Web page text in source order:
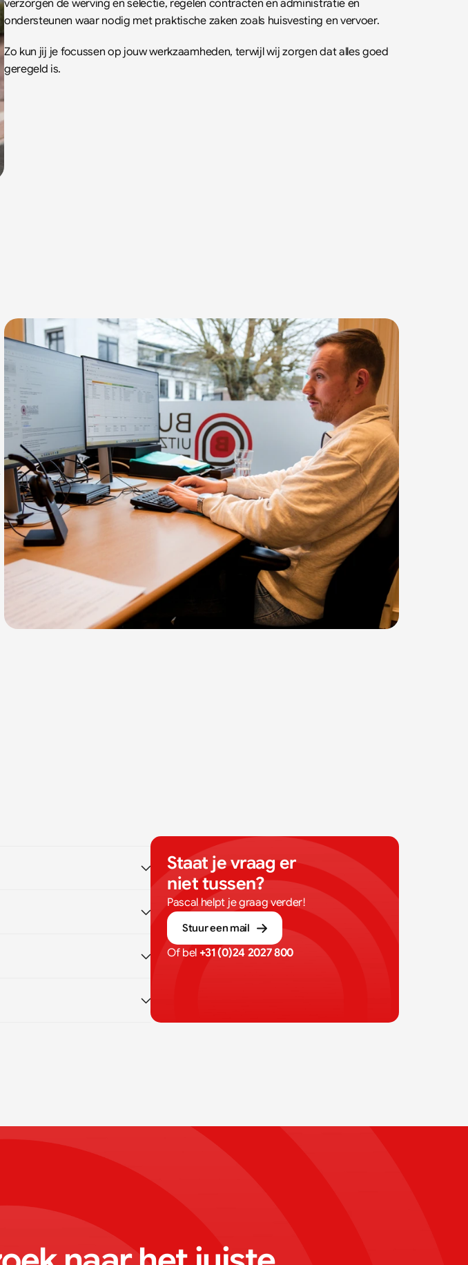
verzorgen de werving en selectie, regelen contracten en administratie en
ondersteunen waar nodig met praktische zaken zoals huisvesting en vervoer.
Zo kun jij je focussen op jouw werkzaamheden, terwijl wij zorgen dat alles goed
geregeld is.
Staat je vraag er
niet tussen?
Pascal helpt je graag verder!
Stuur een mail
Of bel +31 (0)24 2027 800